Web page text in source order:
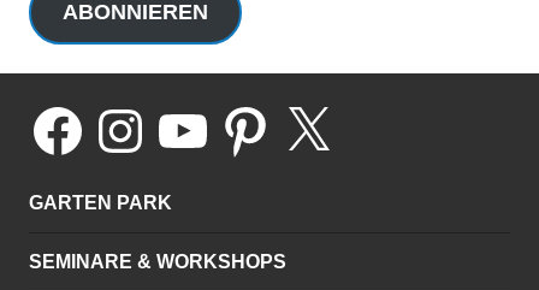
ABONNIEREN
FacebookInstagramYouTubePinterestX
GARTEN PARK
SEMINARE & WORKSHOPS